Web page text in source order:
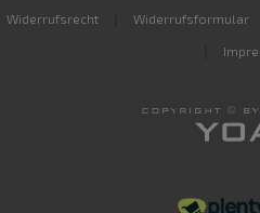
Widerrufsrecht Widerrufsformular